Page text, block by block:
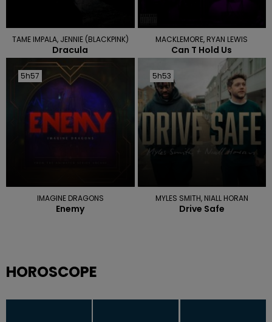
TAME IMPALA, JENNIE (BLACKPINK)
Dracula
MACKLEMORE, RYAN LEWIS
Can T Hold Us
5h57
5h57
IMAGINE DRAGONS
Enemy
5h53
5h53
MYLES SMITH, NIALL HORAN
Drive Safe
HOROSCOPE